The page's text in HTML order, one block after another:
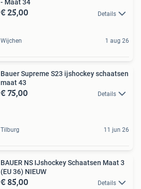
- Maat 34
€ 25,00 Details
Wijchen 1 aug 26
Bauer Supreme S23 ijshockey schaatsen
maat 43
€ 75,00 Details
Tilburg 11 jun 26
BAUER NS IJshockey Schaatsen Maat 3
(EU 36) NIEUW
€ 85,00 Details